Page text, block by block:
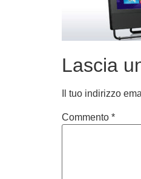
Lascia
Il tuo indirizzo
Commento *